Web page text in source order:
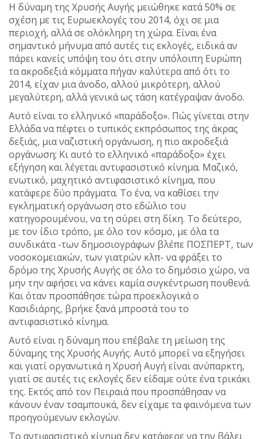
Η δύναμη της Χρυσής Αυγής μειώθηκε κατά 50% σε
σχέση με τις Ευρωεκλογές του 2014, όχι σε μια
περιοχή, αλλά σε ολόκληρη τη χώρα. Είναι ένα
σημαντικό μήνυμα από αυτές τις εκλογές, ειδικά αν
πάρει κανείς υπόψη του ότι στην υπόλοιπη Ευρώπη
τα ακροδεξιά κόμματα πήγαν καλύτερα από ότι το
2014, είχαν μια άνοδο, αλλού μικρότερη, αλλού
μεγαλύτερη, αλλά γενικά ως τάση κατέγραψαν άνοδο.
Αυτό είναι το ελληνικό «παράδοξο». Πώς γίνεται στην
Ελλάδα να πέφτει ο τυπικός εκπρόσωπος της άκρας
δεξιάς, μια ναζιστική οργάνωση, η πιο ακροδεξιά
οργάνωση; Κι αυτό το ελληνικό «παράδοξο» έχει
εξήγηση και λέγεται αντιφασιστικό κίνημα. Μαζικό,
ενωτικό, μαχητικό αντιφασιστικό κίνημα, που
κατάφερε δύο πράγματα. Το ένα, να καθίσει την
εγκληματική οργάνωση στο εδώλιο του
κατηγορουμένου, να τη σύρει στη δίκη. Το δεύτερο,
με τον ίδιο τρόπο, με όλο τον κόσμο, με όλα τα
συνδικάτα -των δημοσιογράφων βλέπε ΠΟΣΠΕΡΤ, των
νοσοκομειακών, των γιατρών κλπ- να φράξει το
δρόμο της Χρυσής Αυγής σε όλο το δημόσιο χώρο, να
μην την αφήσει να κάνει καμία συγκέντρωση πουθενά.
Και όταν προσπάθησε τώρα προεκλογικά ο
Κασιδιάρης, βρήκε ξανά μπροστά του το
αντιφασιστικό κίνημα.
Αυτό είναι η δύναμη που επέβαλε τη μείωση της
δύναμης της Χρυσής Αυγής. Αυτό μπορεί να εξηγήσει
και γιατί οργανωτικά η Χρυσή Αυγή είναι ανύπαρκτη,
γιατί σε αυτές τις εκλογές δεν είδαμε ούτε ένα τρικάκι
της. Εκτός από τον Πειραιά που προσπάθησαν να
κάνουν έναν τσαμπουκά, δεν είχαμε τα φαινόμενα των
προηγούμενων εκλογών.
Το αντιφασιστικό κίνημα δεν κατάφερε να την βάλει